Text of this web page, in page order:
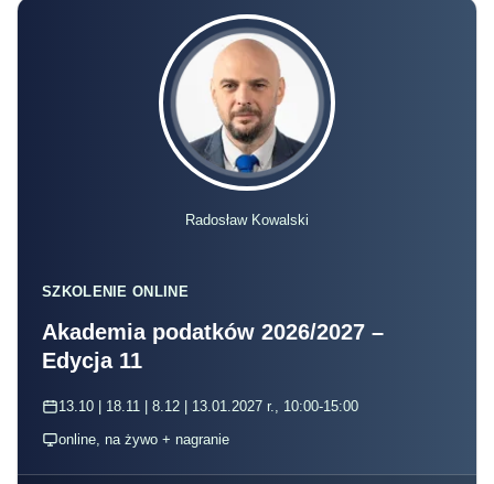
Radosław Kowalski
SZKOLENIE ONLINE
Akademia podatków 2026/2027 –
Edycja 11
13.10 | 18.11 | 8.12 | 13.01.2027 r., 10:00-15:00
online, na żywo + nagranie